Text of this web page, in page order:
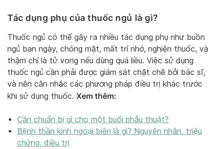
Tác dụng phụ của thuốc ngủ là gì?
Thuốc ngủ có thể gây ra nhiều tác dụng phụ như buồn
ngủ ban ngày, chóng mặt, mất trí nhớ, nghiện thuốc, và
thậm chí là tử vong nếu dùng quá liều. Việc sử dụng
thuốc ngủ cần phải được giám sát chặt chẽ bởi bác sĩ,
và nên cân nhắc các phương pháp điều trị khác trước
khi sử dụng thuốc. Xem thêm:
Cần chuẩn bị gì cho một buổi phẫu thuật?
Bệnh thần kinh ngoại biên là gì? Nguyên nhân, triệu
chứng, điều trị